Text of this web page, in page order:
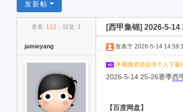
球
发新帖
查看: 112 回复: 1 [西甲集锦] 2026-5-14
jamieyang 发表于 2026-5-14
本视频资源仅供个人下载
2026-5-14 25-26赛季西
【百度网盘】